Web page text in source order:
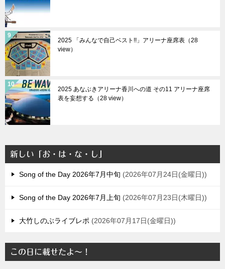
2025 「みんなで自己ベスト!!」アリーナ座席表（28
view）
2025 あなぶきアリーナ香川への道 その11 アリーナ座席
表を妄想する（28 view）
新しい「お・は・な・し」
Song of the Day 2026年7月中旬 2026年07月24日(金曜日)
Song of the Day 2026年7月上旬 2026年07月23日(木曜日)
大竹しのぶライブレポ 2026年07月17日(金曜日)
この日に載せたよ～！